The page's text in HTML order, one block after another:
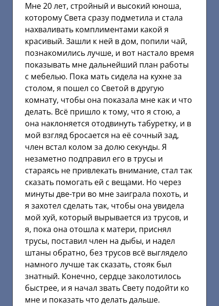
Мне 20 лет, стройный и высокий юноша,
которому Света сразу подметила и стала
нахваливать комплиментами какой я
красивый. Зашли к ней в дом, попили чай,
познакомились лучше, и вот настало время
показывать мне дальнейший план работы
с мебелью. Пока мать сидела на кухне за
столом, я пошел со Светой в другую
комнату, чтобы она показала мне как и что
делать. Всё пришло к тому, что я стою, а
она наклоняется отодвинуть табуретку, и в
мой взгляд бросается на её сочный зад,
член встал колом за долю секунды. Я
незаметно подправил его в трусы и
стараясь не привлекать внимание, стал так
сказать помогать ей с вещами. Но через
минуты две-три во мне заиграла похоть, и
я захотел сделать так, чтобы она увидела
мой хуй, который вырывается из трусов, и
я, пока она отошла к матери, приснял
трусы, поставил член на дыбы, и надел
штаны обратно, без трусов всё выглядело
намного лучше так сказать, стояк был
знатный. Конечно, сердце заколотилось
быстрее, и я начал звать Свету подойти ко
мне и показать что делать дальше.